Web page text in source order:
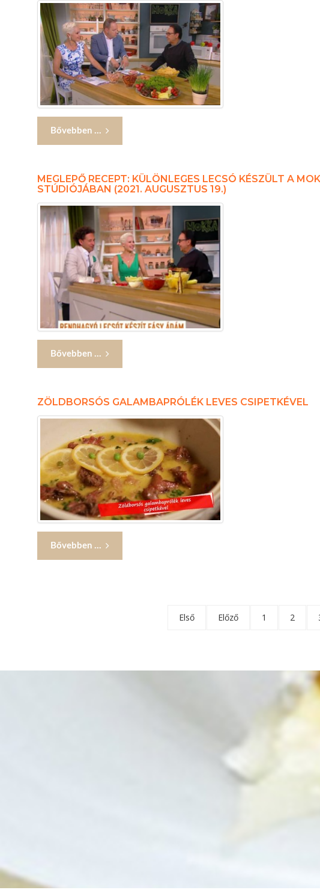
Bővebben ...
MEGLEPŐ RECEPT: KÜLÖNLEGES LECSÓ KÉSZÜLT A
STÚDIÓJÁBAN (2021. AUGUSZTUS 19.)
Bővebben ...
ZÖLDBORSÓS GALAMBAPRÓLÉK LEVES CSIPETKÉVEL
Bővebben ...
Első Előző 1 2